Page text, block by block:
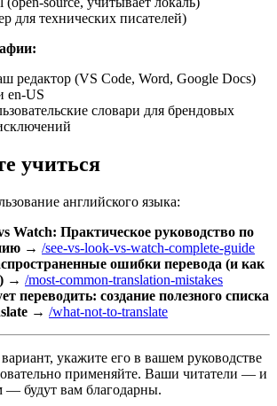
для технических писателей)
редактор (VS Code, Word, Google Docs)
en-US
словари для брендовых
учиться
английского языка:
Watch: Практическое руководство по
→ /see-vs-look-vs-watch-complete-guide
ошибки перевода (и как
→ /most-common-translation-mistakes
переводить: создание полезного списка
→ /what-not-to-translate
укажите его в вашем руководстве
применяйте. Ваши читатели — и
будут вам благодарны.